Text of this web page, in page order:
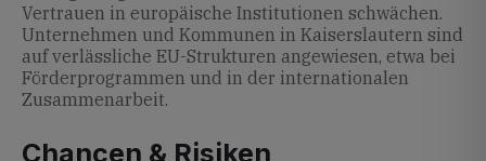
Vertrauen in europäische Institutionen schwächen.
Unternehmen und Kommunen in Kaiserslautern sind
auf verlässliche EU-Strukturen angewiesen, etwa bei
Förderprogrammen und in der internationalen
Zusammenarbeit.
Chancen & Risiken